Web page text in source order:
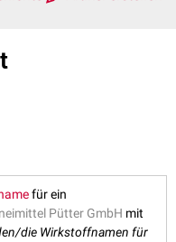
für ein
Pütter GmbH mit
die Wirkstoffnamen für